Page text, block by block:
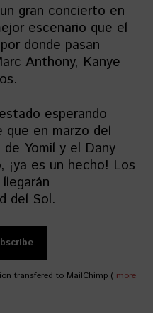
gran concierto en
escenario que el
donde pasan
Anthony, Kanye
esperando
en marzo del
Yomil y el Dany
¡ya es un hecho! Los
del Sol.
transfered to MailChimp ( more